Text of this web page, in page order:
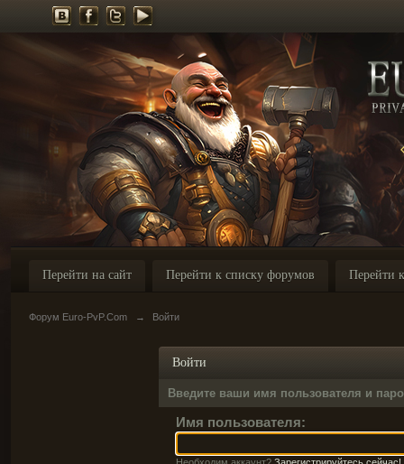
Перейти на сайт Перейти к списку форумов Перейти
Форум Euro-PvP.Com → Войти
Войти
Введите ваши имя пользователя и
Имя пользователя: